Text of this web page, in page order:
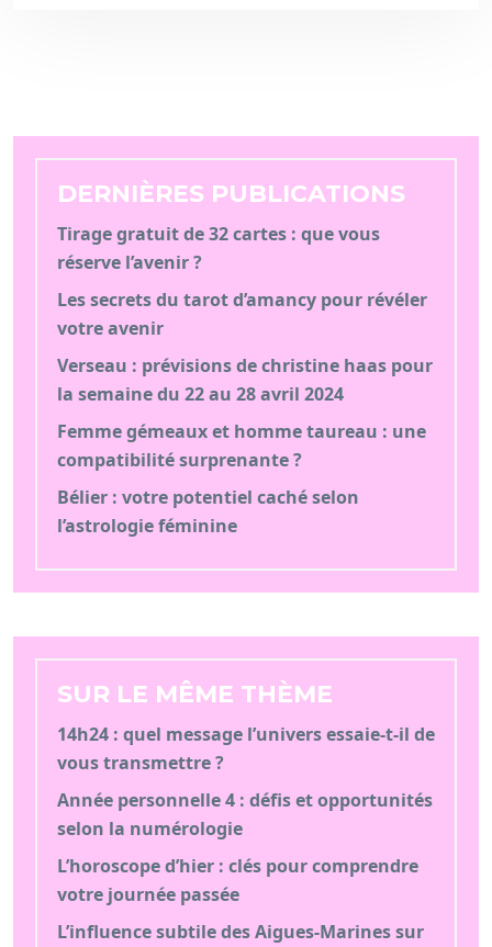
DERNIÈRES PUBLICATIONS
Tirage gratuit de 32 cartes : que vous
réserve l’avenir ?
Les secrets du tarot d’amancy pour révéler
votre avenir
Verseau : prévisions de christine haas pour
la semaine du 22 au 28 avril 2024
Femme gémeaux et homme taureau : une
compatibilité surprenante ?
Bélier : votre potentiel caché selon
l’astrologie féminine
SUR LE MÊME THÈME
14h24 : quel message l’univers essaie-t-il de
vous transmettre ?
Année personnelle 4 : défis et opportunités
selon la numérologie
L’horoscope d’hier : clés pour comprendre
votre journée passée
L’influence subtile des Aigues-Marines sur